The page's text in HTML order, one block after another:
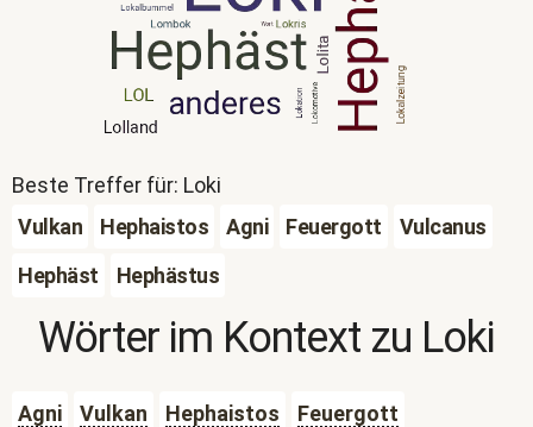
Beste Treffer für: Loki
Vulkan
Hephaistos Agni Feuergott
Vulcanus
Hephäst
Hephästus
Wörter im Kontext zu Loki
Agni Vulkan Hephaistos
Feuergott